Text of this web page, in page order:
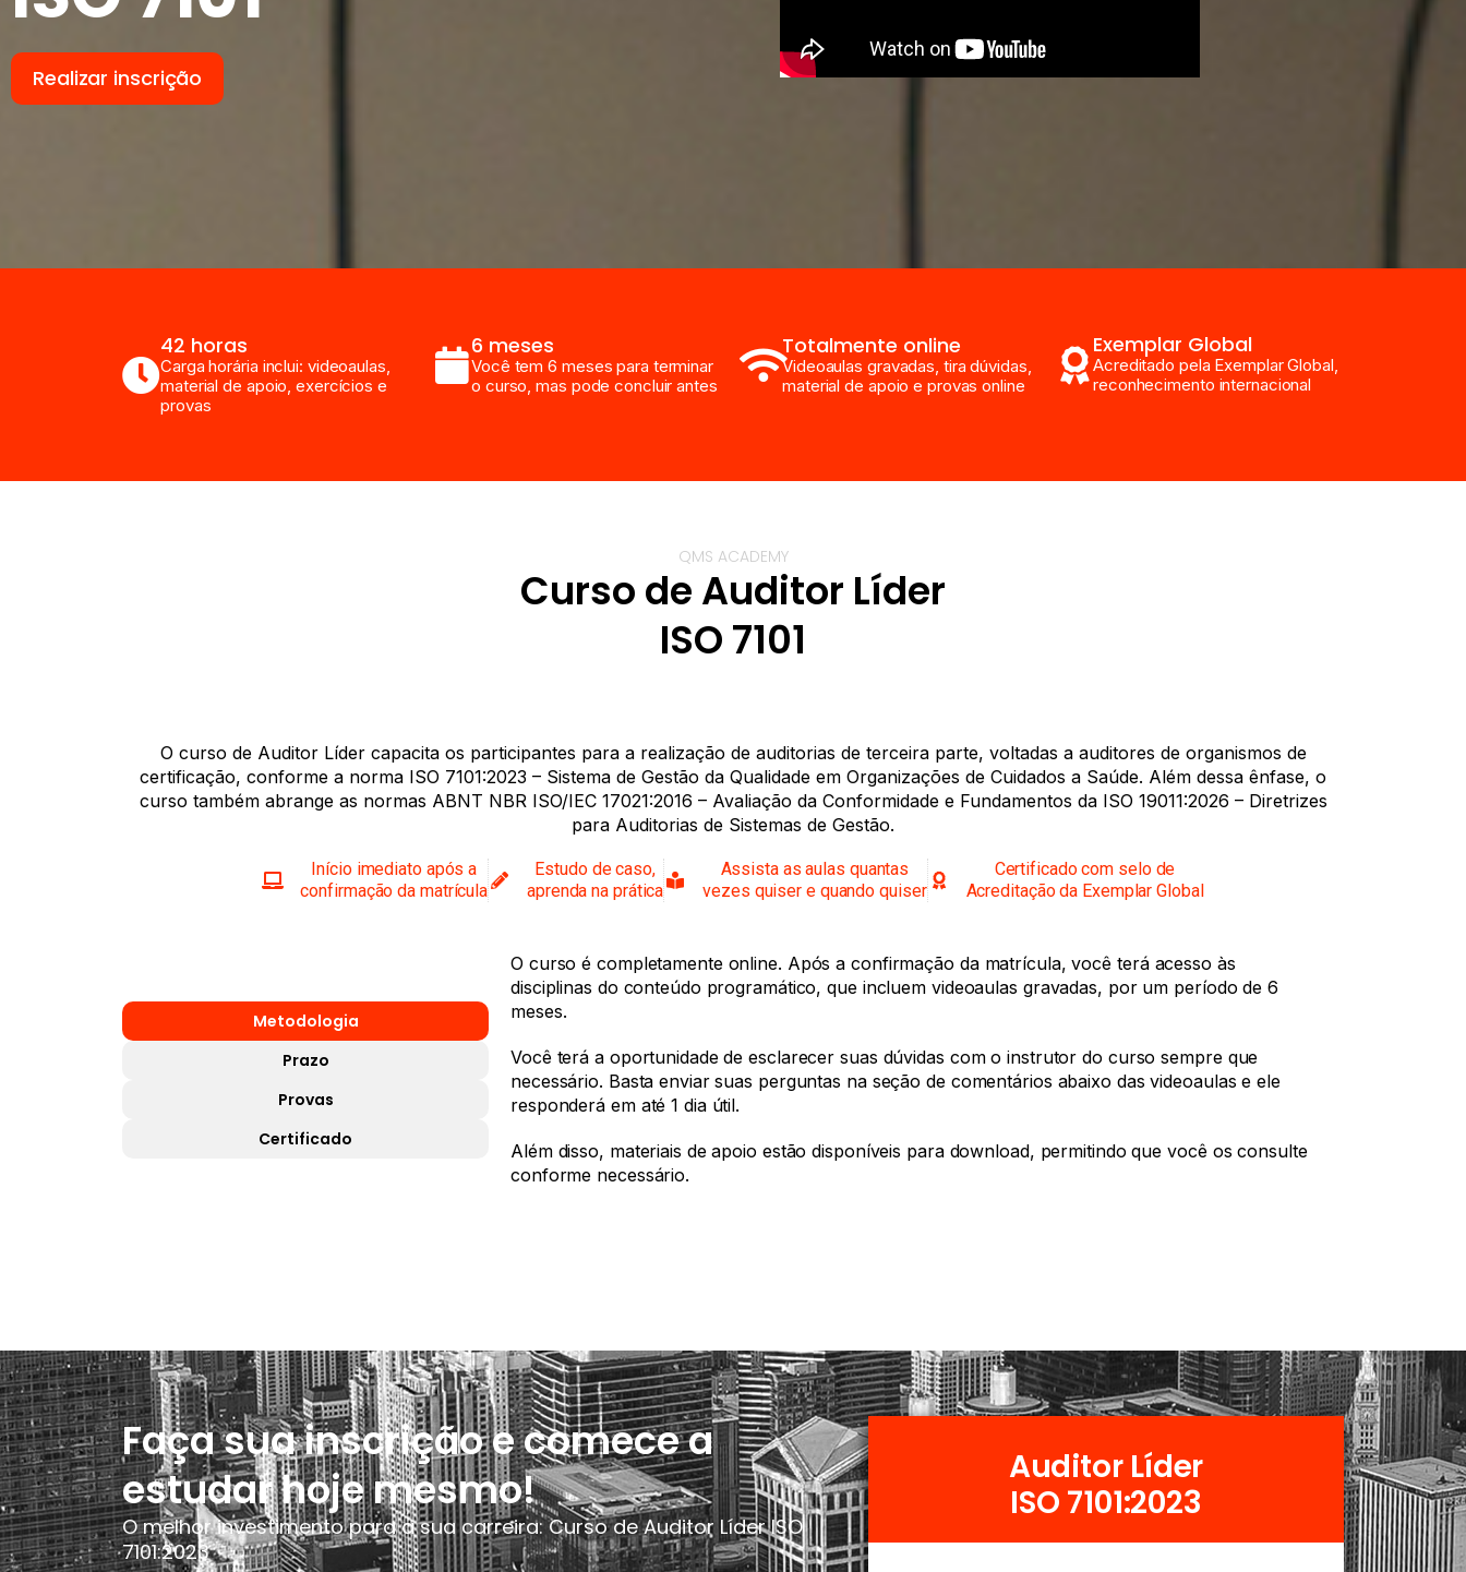
Realizar inscrição
42 horas
Carga horária inclui: videoaulas,
material de apoio, exercícios e
provas
6 meses
Você tem 6 meses para terminar
o curso, mas pode concluir antes
Totalmente online
Videoaulas gravadas, tira dúvidas,
material de apoio e provas online
Exemplar Global
Acreditado pela Exemplar Global,
reconhecimento internacional
QMS ACADEMY
Curso de Auditor Líder
ISO 7101
O curso de Auditor Líder capacita os participantes para a realização de auditorias de terceira parte, voltadas a auditores de organismos de
certificação, conforme a norma ISO 7101:2023 – Sistema de Gestão da Qualidade em Organizações de Cuidados a Saúde. Além dessa ênfase, o
curso também abrange as normas ABNT NBR ISO/IEC 17021:2016 – Avaliação da Conformidade e Fundamentos da ISO 19011:2026 – Diretrizes
para Auditorias de Sistemas de Gestão.
Início imediato após a
confirmação da matrícula
Estudo de caso,
aprenda na prática
Assista as aulas quantas
vezes quiser e quando quiser
Certificado com selo de
Acreditação da Exemplar Global
Metodologia
Prazo
Provas
Certificado
O curso é completamente online. Após a confirmação da matrícula, você terá acesso às
disciplinas do conteúdo programático, que incluem videoaulas gravadas, por um período de 6
meses.
Você terá a oportunidade de esclarecer suas dúvidas com o instrutor do curso sempre que
necessário. Basta enviar suas perguntas na seção de comentários abaixo das videoaulas e ele
responderá em até 1 dia útil.
Além disso, materiais de apoio estão disponíveis para download, permitindo que você os consulte
conforme necessário.
Faça sua inscrição e comece a
estudar hoje mesmo!
O melhor investimento para a sua carreira: Curso de Auditor Líder ISO
7101:2023
Auditor Líder
ISO 7101:2023